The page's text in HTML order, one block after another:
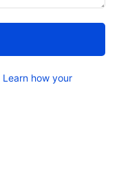
Learn how your